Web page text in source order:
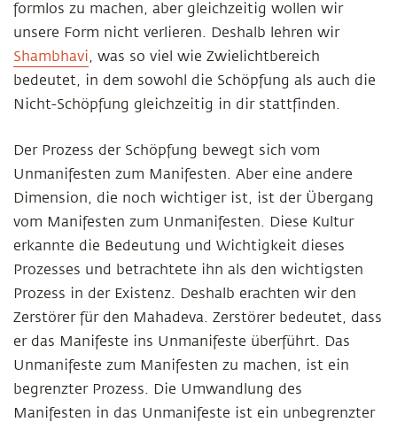
formlos zu machen, aber gleichzeitig wollen wir
unsere Form nicht verlieren. Deshalb lehren wir
Shambhavi, was so viel wie Zwielichtbereich
bedeutet, in dem sowohl die Schöpfung als auch die
Nicht-Schöpfung gleichzeitig in dir stattfinden.
Der Prozess der Schöpfung bewegt sich vom
Unmanifesten zum Manifesten. Aber eine andere
Dimension, die noch wichtiger ist, ist der Übergang
vom Manifesten zum Unmanifesten. Diese Kultur
erkannte die Bedeutung und Wichtigkeit dieses
Prozesses und betrachtete ihn als den wichtigsten
Prozess in der Existenz. Deshalb erachten wir den
Zerstörer für den Mahadeva. Zerstörer bedeutet, dass
er das Manifeste ins Unmanifeste überführt. Das
Unmanifeste zum Manifesten zu machen, ist ein
begrenzter Prozess. Die Umwandlung des
Manifesten in das Unmanifeste ist ein unbegrenzter